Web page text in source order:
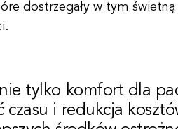
dostrzegały w tym
tylko komfort dla
czasu i redukcja